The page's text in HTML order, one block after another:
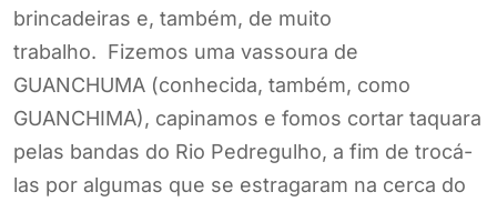
brincadeiras e, também, de muito
trabalho. Fizemos uma vassoura de
GUANCHUMA (conhecida, também, como
GUANCHIMA), capinamos e fomos cortar taquara
pelas bandas do Rio Pedregulho, a fim de trocá-
las por algumas que se estragaram na cerca do